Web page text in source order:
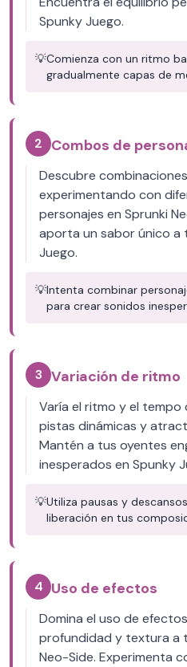
Spunky Juego.
💡Comienza con un ritmo
gradualmente capas de
2 Combos de
Descubre
experimentando con
personajes en Sprunki
aporta un sabor único a
Juego.
💡Intenta combinar
para crear sonidos
3 Variación de ritmo
Varía el ritmo y el
pistas dinámicas y
Mantén a tus oyentes
inesperados en Spunky
💡Utiliza pausas y
liberación en tus
4 Uso de efectos
Domina el uso de
profundidad y textura a
Neo-Side. Experimenta